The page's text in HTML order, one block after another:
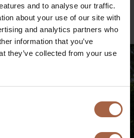
and to analyse our traffic.
about your use of our site with
and analytics partners who
information that you’ve
they’ve collected from your use